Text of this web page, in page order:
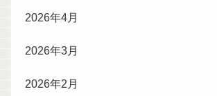
2026年4月
2026年3月
2026年2月